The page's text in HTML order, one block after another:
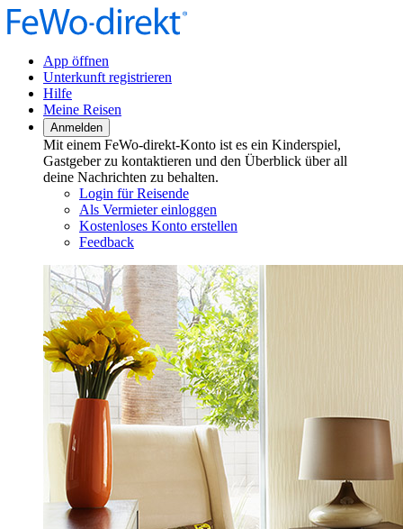
App öffnen
Unterkunft registrieren
Hilfe
Meine Reisen
Anmelden
Mit einem FeWo-direkt-Konto ist es ein Kinderspiel,
Gastgeber zu kontaktieren und den Überblick über all
deine Nachrichten zu behalten.
Login für Reisende
Als Vermieter einloggen
Kostenloses Konto erstellen
Feedback